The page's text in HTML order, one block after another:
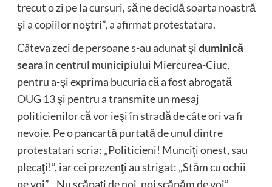
trecut o zi pe la cursuri, să ne decidă soarta noastră
şi a copiilor noştri”, a afirmat protestatara.
Câteva zeci de persoane s-au adunat şiduminică
searaîn centrul municipiului Miercurea-Ciuc,
pentru a-şi exprima bucuria că a fost abrogată
OUG 13 şi pentru a transmite un mesaj
politicienilor că vor ieşi în stradă de câte ori va fi
nevoie. Pe o pancartă purtată de unul dintre
protestatari scria: „Politicieni! Munciţi onest, sau
plecaţi!”, iar cei prezenţi au strigat: „Stăm cu ochii
pe voi”, „Nu scăpaţi de noi, noi scăpăm de voi”,